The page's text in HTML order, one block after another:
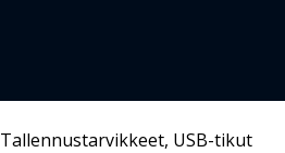
Tallennustarvikkeet, USB-tikut